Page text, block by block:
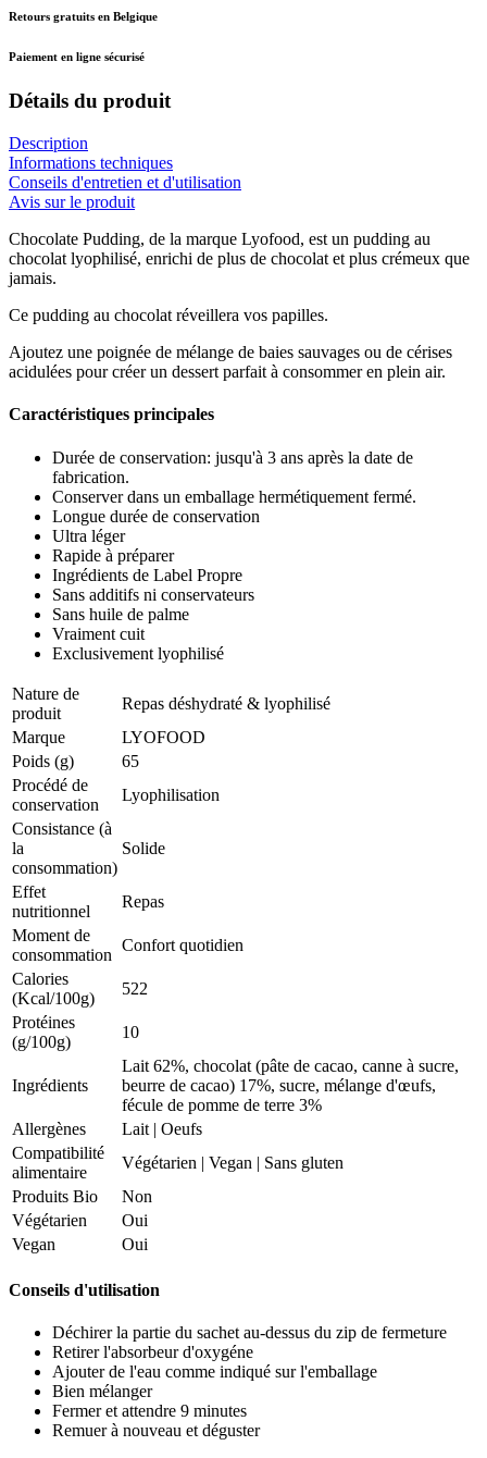
Retours gratuits en Belgique
Paiement en ligne sécurisé
Détails du produit
Description
Informations techniques
Conseils d'entretien et d'utilisation
Avis sur le produit
Chocolate Pudding, de la marque Lyofood, est un pudding au
chocolat lyophilisé, enrichi de plus de chocolat et plus crémeux que
jamais.
Ce pudding au chocolat réveillera vos papilles.
Ajoutez une poignée de mélange de baies sauvages ou de cérises
acidulées pour créer un dessert parfait à consommer en plein air.
Caractéristiques principales
Durée de conservation: jusqu'à 3 ans après la date de
fabrication.
Conserver dans un emballage hermétiquement fermé.
Longue durée de conservation
Ultra léger
Rapide à préparer
Ingrédients de Label Propre
Sans additifs ni conservateurs
Sans huile de palme
Vraiment cuit
Exclusivement lyophilisé
Nature de
produit
Repas déshydraté & lyophilisé
Marque
LYOFOOD
Poids (g)
65
Procédé de
conservation
Lyophilisation
Consistance (à
la
consommation)
Solide
Effet
nutritionnel
Repas
Moment de
consommation
Confort quotidien
Calories
(Kcal/100g)
522
Protéines
(g/100g)
10
Ingrédients
Lait 62%, chocolat (pâte de cacao, canne à sucre,
beurre de cacao) 17%, sucre, mélange d'œufs,
fécule de pomme de terre 3%
Allergènes
Lait | Oeufs
Compatibilité
alimentaire
Végétarien | Vegan | Sans gluten
Produits Bio
Non
Végétarien
Oui
Vegan
Oui
Conseils d'utilisation
Déchirer la partie du sachet au-dessus du zip de fermeture
Retirer l'absorbeur d'oxygéne
Ajouter de l'eau comme indiqué sur l'emballage
Bien mélanger
Fermer et attendre 9 minutes
Remuer à nouveau et déguster